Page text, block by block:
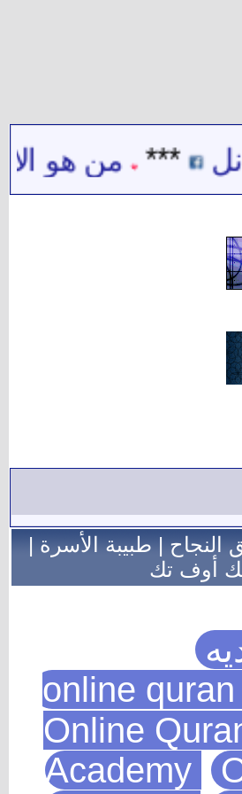
من هو الامعة
النجاح|طبيبة الأسرة|
أوف تك
Online
Academy